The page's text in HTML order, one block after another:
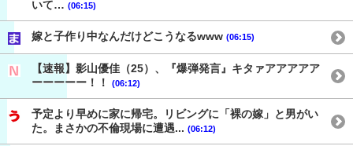
いて… (06:15)
嫁と子作り中なんだけどこうなるwww (06:15)
【速報】影山優佳（25）、『爆弾発言』キタァアアアアア
ーーーーー！！
(06:12)
予定より早めに家に帰宅。リビングに「裸の嫁」と男がい
た。まさかの不倫現場に遭遇... (06:12)